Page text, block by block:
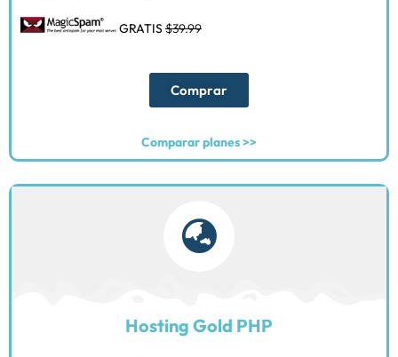
GRATIS$39.99
Comprar
Comparar planes >>
Hosting Gold PHP